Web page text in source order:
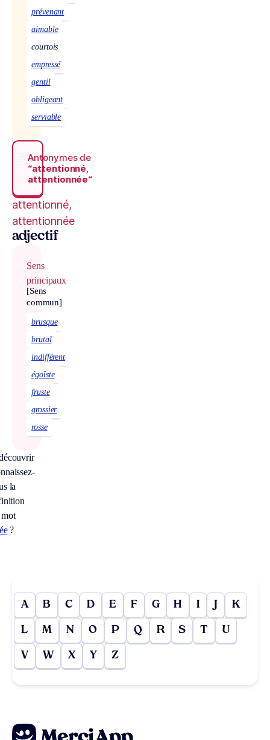
prévenant
aimable
courtois
empressé
gentil
obligeant
serviable
Antonymes de
“attentionné,
attentionnée“
attentionné,
attentionnée
adjectif
Sens
principaux
[Sens
commun]
brusque
brutal
indifférent
égoïste
fruste
grossier
rosse
la
?
A B C D E F G H I J K
L M N O P Q R S T U
V W X Y Z